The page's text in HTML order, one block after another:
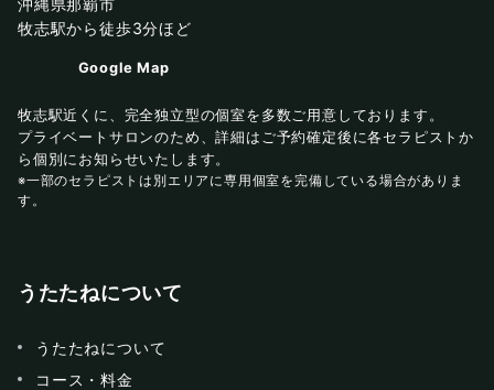
牧志駅から徒歩3分ほど
Google Map
牧志駅近くに、完全独立型の個室を多数ご用意しております。
プライベートサロンのため、詳細はご予約確定後に各セラピストか
ら個別にお知らせいたします。
※一部のセラピストは別エリアに専用個室を完備している場合がありま
す。
うたたねについて
うたたねについて
コース・料金